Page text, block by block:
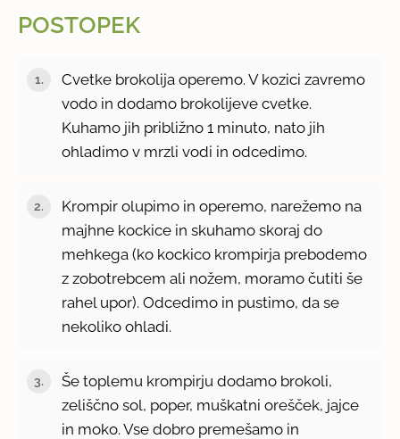
POSTOPEK
Cvetke brokolija operemo. V kozici zavremo
vodo in dodamo brokolijeve cvetke.
Kuhamo jih približno 1 minuto, nato jih
ohladimo v mrzli vodi in odcedimo.
Krompir olupimo in operemo, narežemo na
majhne kockice in skuhamo skoraj do
mehkega (ko kockico krompirja prebodemo
z zobotrebcem ali nožem, moramo čutiti še
rahel upor). Odcedimo in pustimo, da se
nekoliko ohladi.
Še toplemu krompirju dodamo brokoli,
zeliščno sol, poper, muškatni orešček, jajce
in moko. Vse dobro premešamo in